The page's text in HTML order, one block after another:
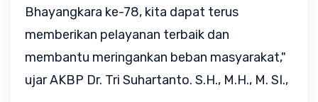
Bhayangkara ke-78, kita dapat terus
memberikan pelayanan terbaik dan
membantu meringankan beban masyarakat,"
ujar AKBP Dr. Tri Suhartanto. S.H., M.H., M. SI.,